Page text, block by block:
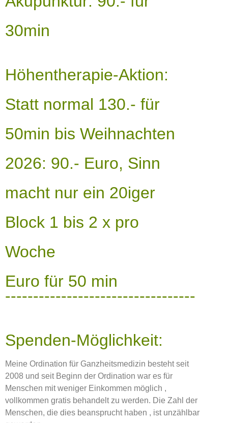
30min
Höhentherapie-Aktion:
Statt normal 130.- für
50min bis Weihnachten
2026: 90.- Euro, Sinn
macht nur ein 20iger
Block 1 bis 2 x pro
Woche
Euro für 50 min
----------------------------------
Spenden-Möglichkeit:
Meine Ordination für Ganzheitsmedizin besteht seit
2008 und seit Beginn der Ordination war es für
Menschen mit weniger Einkommen möglich ,
vollkommen gratis behandelt zu werden. Die Zahl der
Menschen, die dies beansprucht haben , ist unzählbar